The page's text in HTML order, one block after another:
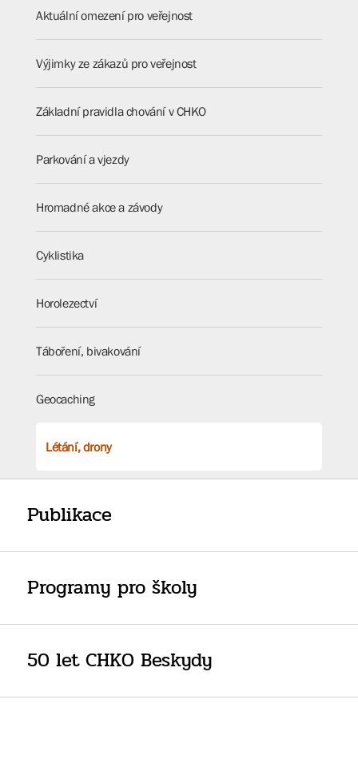
Aktuální omezení pro veřejnost
Výjimky ze zákazů pro veřejnost
Základní pravidla chování v CHKO
Parkování a vjezdy
Hromadné akce a závody
Cyklistika
Horolezectví
Táboření, bivakování
Geocaching
Létání, drony
Publikace
Programy pro školy
50 let CHKO Beskydy